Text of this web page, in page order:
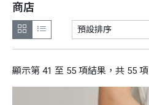
商店
格狀展示列表展示
顯示第 41 至 55 項結果，共 55 項